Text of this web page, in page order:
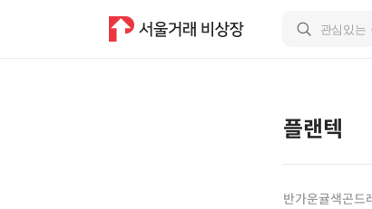
플랜텍
반가운귤색곤드